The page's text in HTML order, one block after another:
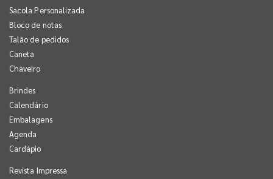
Sacola Personalizada
Bloco de notas
Talão de pedidos
Caneta
Chaveiro
Brindes
Calendário
Embalagens
Agenda
Cardápio
Revista Impressa